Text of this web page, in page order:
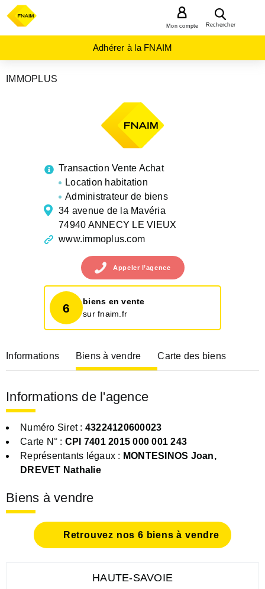
Rechercher
Mon compte
Adhérer à la FNAIM
IMMOPLUS
Transaction Vente Achat
Location habitation
Administrateur de biens
34 avenue de la Mavéria
74940 ANNECY LE VIEUX
www.immoplus.com
Appeler l’agence
6
biens en vente
sur fnaim.fr
Informations Biens à vendre Carte des biens
Informations de l'agence
Numéro Siret : 43224120600023
Carte N° : CPI 7401 2015 000 001 243
Représentants légaux : MONTESINOS Joan,
DREVET Nathalie
Biens à vendre
Retrouvez nos 6 biens à vendre
HAUTE-SAVOIE